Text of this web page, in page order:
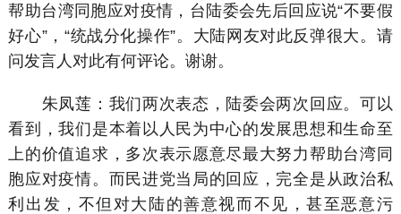
帮助台湾同胞应对疫情，台陆委会先后回应说“不要假
好心”，“统战分化操作”。大陆网友对此反弹很大。请
问发言人对此有何评论。谢谢。
朱凤莲：我们两次表态，陆委会两次回应。可以
看到，我们是本着以人民为中心的发展思想和生命至
上的价值追求，多次表示愿意尽最大努力帮助台湾同
胞应对疫情。而民进党当局的回应，完全是从政治私
利出发，不但对大陆的善意视而不见，甚至恶意污